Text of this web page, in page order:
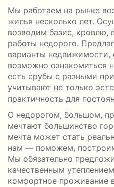
Мы работаем на рынке
жилья несколько лет.
возводим базис, кровлю,
работы недорого.
варианты недвижимости,
возможно ознакомиться
есть срубы с разными
учитывают не только
практичность для
О недорогом, большом,
мечтают большинство
мечта может стать
нам — поможем,
Мы обязательно
качественным
комфортное проживание